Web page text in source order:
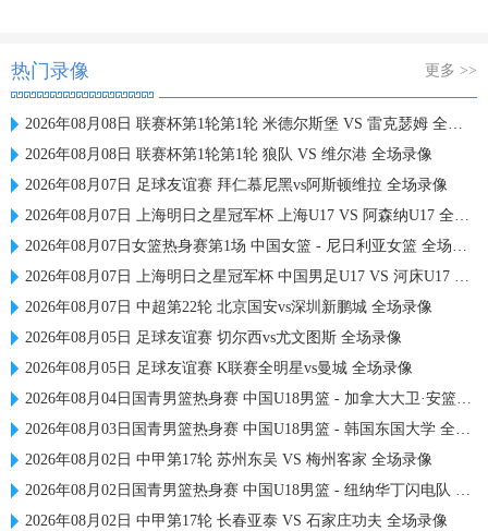
热门录像 更多 >>
2026年08月08日 联赛杯第1轮第1轮 米德尔斯堡 VS 雷克瑟姆 全场录像
2026年08月08日 联赛杯第1轮第1轮 狼队 VS 维尔港 全场录像
2026年08月07日 足球友谊赛 拜仁慕尼黑vs阿斯顿维拉 全场录像
2026年08月07日 上海明日之星冠军杯 上海U17 VS 阿森纳U17 全场录像
2026年08月07日女篮热身赛第1场 中国女篮 - 尼日利亚女篮 全场录像
2026年08月07日 上海明日之星冠军杯 中国男足U17 VS 河床U17 全场录像
2026年08月07日 中超第22轮 北京国安vs深圳新鹏城 全场录像
2026年08月05日 足球友谊赛 切尔西vs尤文图斯 全场录像
2026年08月05日 足球友谊赛 K联赛全明星vs曼城 全场录像
2026年08月04日国青男篮热身赛 中国U18男篮 - 加拿大大卫·安篮球学院 全场录像
2026年08月03日国青男篮热身赛 中国U18男篮 - 韩国东国大学 全场录像
2026年08月02日 中甲第17轮 苏州东吴 VS 梅州客家 全场录像
2026年08月02日国青男篮热身赛 中国U18男篮 - 纽纳华丁闪电队 全场录像
2026年08月02日 中甲第17轮 长春亚泰 VS 石家庄功夫 全场录像